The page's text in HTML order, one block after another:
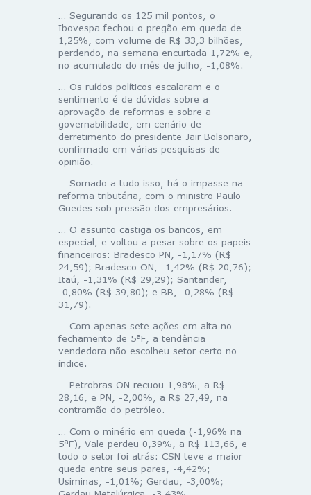
… Segurando os 125 mil pontos, o
Ibovespa fechou o pregão em queda de
1,25%, com volume de R$ 33,3 bilhões,
perdendo, na semana encurtada 1,72% e,
no acumulado do mês de julho, -1,08%.
… Os ruídos políticos escalaram e o
sentimento é de dúvidas sobre a
aprovação de reformas e sobre a
governabilidade, em cenário de
derretimento do presidente Jair Bolsonaro,
confirmado em várias pesquisas de
opinião.
… Somado a tudo isso, há o impasse na
reforma tributária, com o ministro Paulo
Guedes sob pressão dos empresários.
… O assunto castiga os bancos, em
especial, e voltou a pesar sobre os papeis
financeiros: Bradesco PN, -1,17% (R$
24,59); Bradesco ON, -1,42% (R$ 20,76);
Itaú, -1,31% (R$ 29,29); Santander,
-0,80% (R$ 39,80); e BB, -0,28% (R$
31,79).
… Com apenas sete ações em alta no
fechamento de 5ªF, a tendência
vendedora não escolheu setor certo no
índice.
… Petrobras ON recuou 1,98%, a R$
28,16, e PN, -2,00%, a R$ 27,49, na
contramão do petróleo.
… Com o minério em queda (-1,96% na
5ªF), Vale perdeu 0,39%, a R$ 113,66, e
todo o setor foi atrás: CSN teve a maior
queda entre seus pares, -4,42%;
Usiminas, -1,01%; Gerdau, -3,00%;